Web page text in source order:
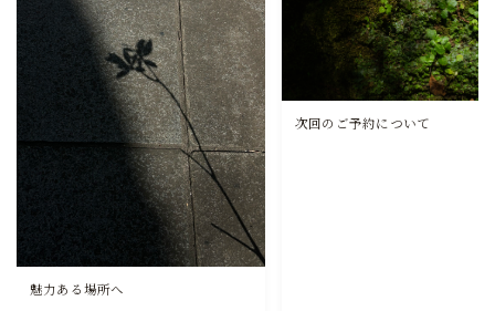
魅力ある場所へ
次回のご予約について